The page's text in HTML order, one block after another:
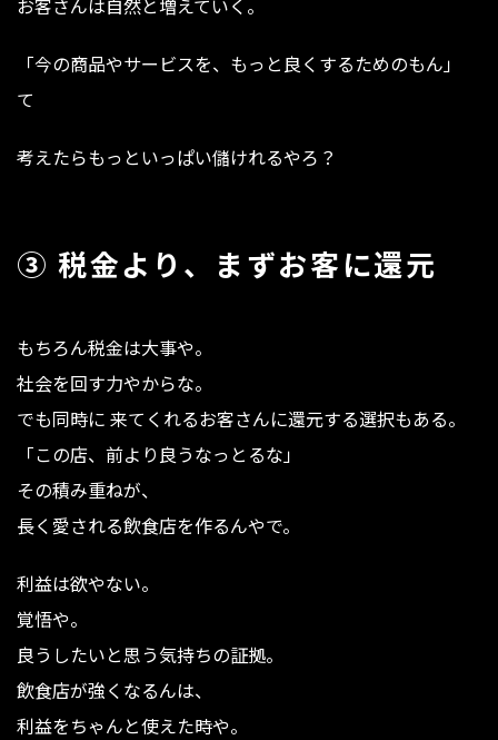
「今の商品やサービスを、もっと良くするためのもん」
て
考えたらもっといっぱい儲けれるやろ？
③ 税金より、まずお客に還元
もちろん税金は大事や。
社会を回す力やからな。
でも同時に 来てくれるお客さんに還元する選択もある。
「この店、前より良うなっとるな」
その積み重ねが、
長く愛される飲食店を作るんやで。
利益は欲やない。
覚悟や。
良うしたいと思う気持ちの証拠。
飲食店が強くなるんは、
利益をちゃんと使えた時や。